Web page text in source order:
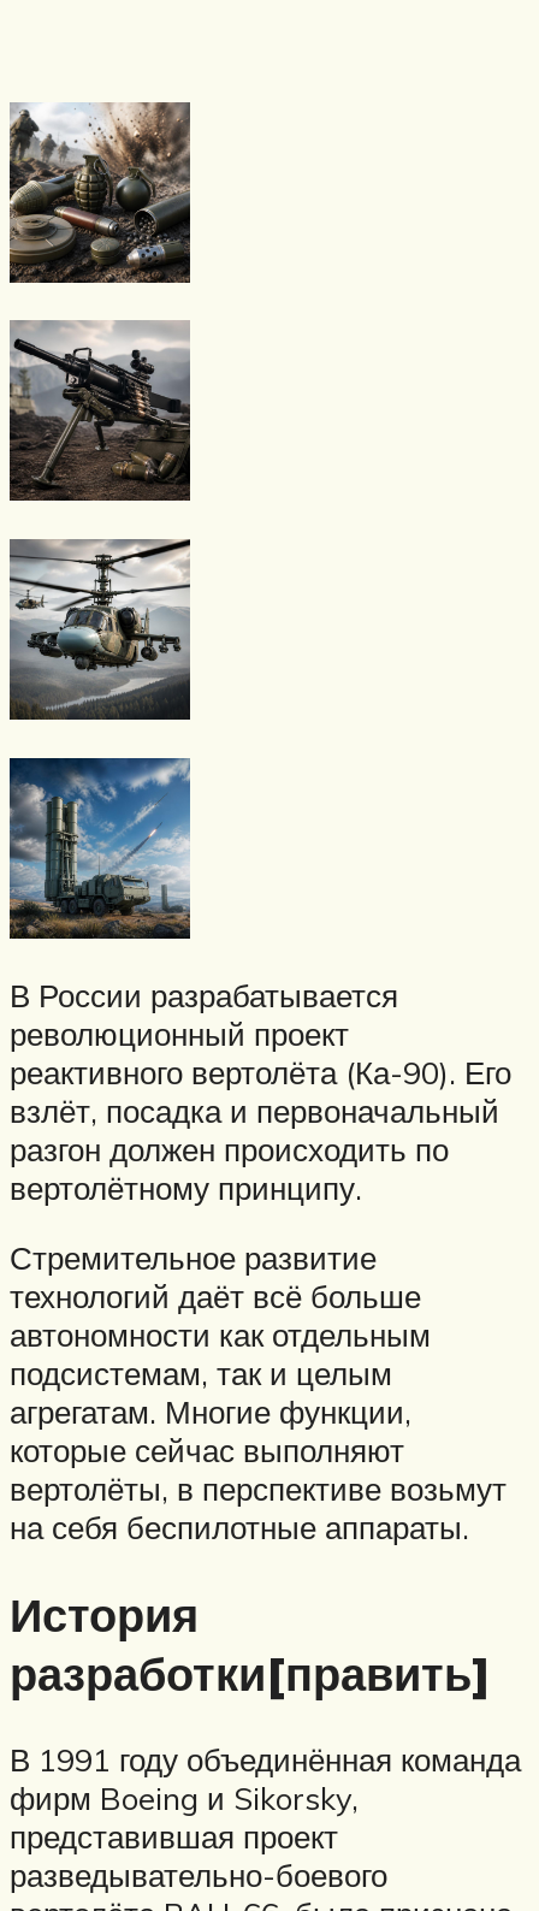
В России разрабатывается
революционный проект
реактивного вертолёта (Ка-90). Его
взлёт, посадка и первоначальный
разгон должен происходить по
вертолётному принципу.
Стремительное развитие
технологий даёт всё больше
автономности как отдельным
подсистемам, так и целым
агрегатам. Многие функции,
которые сейчас выполняют
вертолёты, в перспективе возьмут
на себя беспилотные аппараты.
История
разработки[править]
В 1991 году объединённая команда
фирм Boeing и Sikorsky,
представившая проект
разведывательно-боевого